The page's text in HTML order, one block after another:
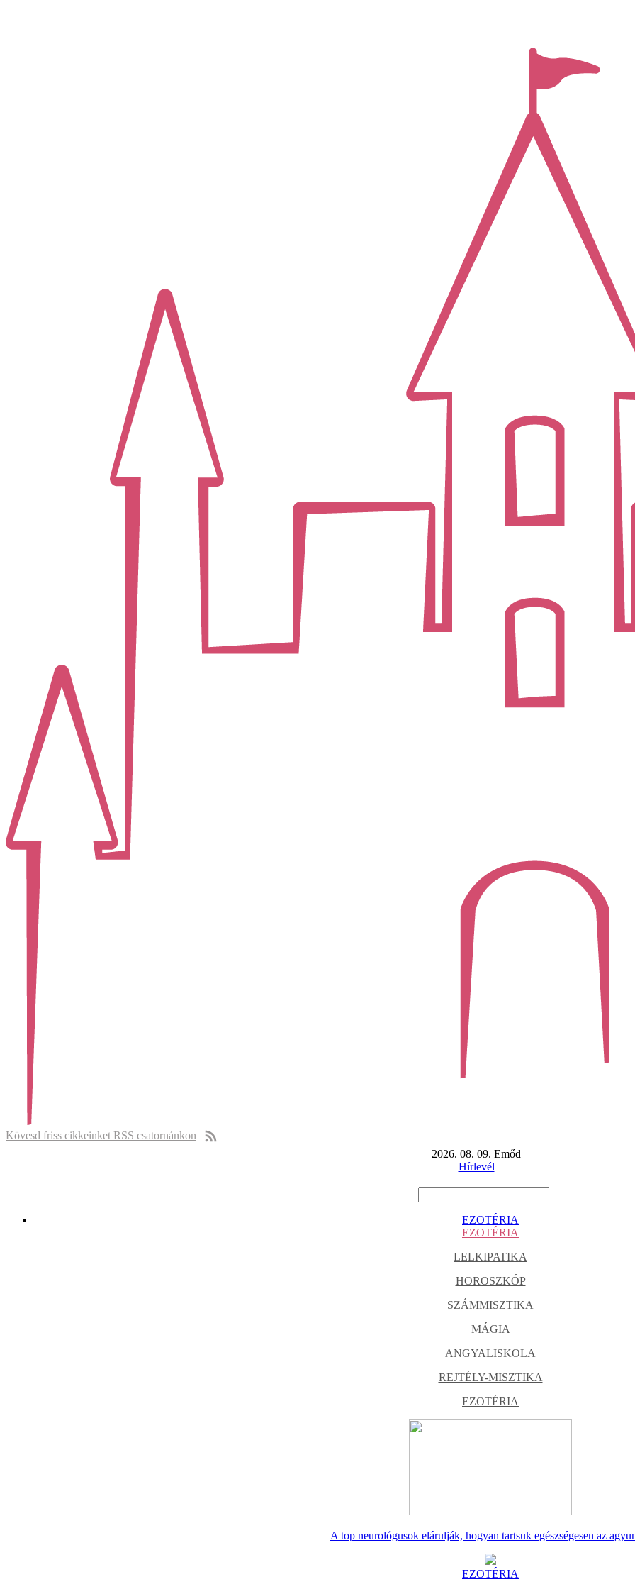
Kövesd friss cikkeinket RSS csatornánkon
2026. 08. 09. Emőd
Hírlevél
EZOTÉRIA
EZOTÉRIA
LELKIPATIKA
HOROSZKÓP
SZÁMMISZTIKA
MÁGIA
ANGYALISKOLA
REJTÉLY-MISZTIKA
EZOTÉRIA
A top neurológusok elárulják, hogyan tartsuk egészségesen az
EZOTÉRIA